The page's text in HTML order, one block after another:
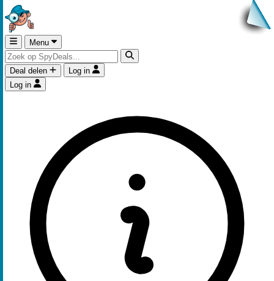
Menu
Deal delen
Log in
Log in